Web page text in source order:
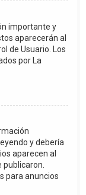
importante y
aparecerán al
de Usuario. Los
por La
y debería
aparecen al
para anuncios